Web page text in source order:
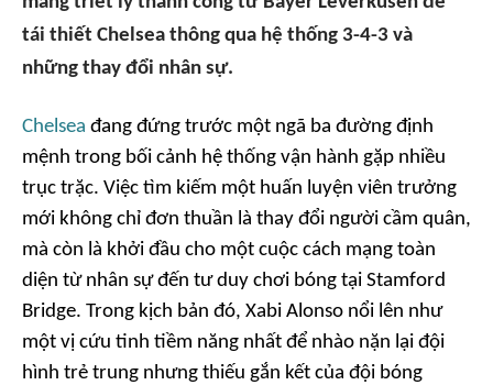
tái thiết Chelsea thông qua hệ thống 3-4-3 và
những thay đổi nhân sự.
Chelsea đang đứng trước một ngã ba đường định
mệnh trong bối cảnh hệ thống vận hành gặp nhiều
trục trặc. Việc tìm kiếm một huấn luyện viên trưởng
mới không chỉ đơn thuần là thay đổi người cầm quân,
mà còn là khởi đầu cho một cuộc cách mạng toàn
diện từ nhân sự đến tư duy chơi bóng tại Stamford
Bridge. Trong kịch bản đó, Xabi Alonso nổi lên như
một vị cứu tinh tiềm năng nhất để nhào nặn lại đội
hình trẻ trung nhưng thiếu gắn kết của đội bóng